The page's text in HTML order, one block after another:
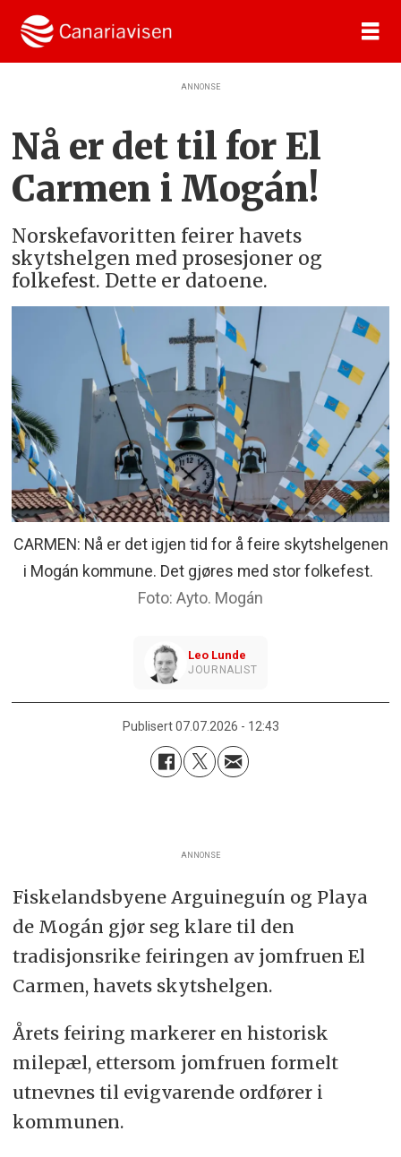
ANNONSE
Nå er det til for El
Carmen i Mogán!
Norskefavoritten feirer havets
skytshelgen med prosesjoner og
folkefest. Dette er datoene.
CARMEN: Nå er det igjen tid for å feire skytshelgenen
i Mogán kommune. Det gjøres med stor folkefest.
Ayto. Mogán
Leo Lunde
JOURNALIST
Publisert 07.07.2026 - 12:43
ANNONSE
Fiskelandsbyene Arguineguín og Playa
de Mogán gjør seg klare til den
tradisjonsrike feiringen av jomfruen El
Carmen, havets skytshelgen.
Årets feiring markerer en historisk
milepæl, ettersom jomfruen formelt
utnevnes til evigvarende ordfører i
kommunen.